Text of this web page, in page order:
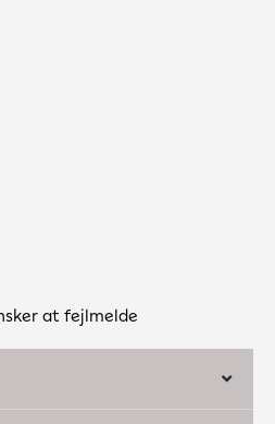
at fejlmelde